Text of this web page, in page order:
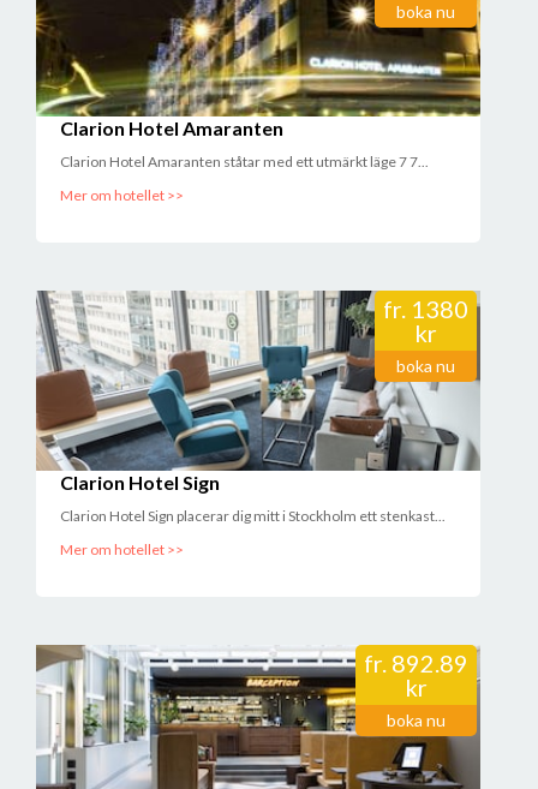
boka nu
Clarion Hotel Amaranten
Clarion Hotel Amaranten ståtar med ett utmärkt läge 7 7...
Mer om hotellet >>
fr. 1380
kr
boka nu
Clarion Hotel Sign
Clarion Hotel Sign placerar dig mitt i Stockholm ett stenkast...
Mer om hotellet >>
fr. 892.89
kr
boka nu